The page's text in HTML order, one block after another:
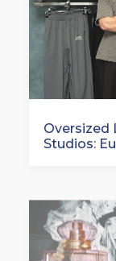
Oversized
Studios: